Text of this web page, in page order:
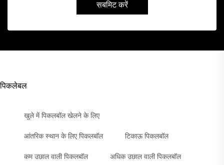
सबमिट करें
पिकलेबल
खुले में पिकलबॉल खेलने के लिए
आंतरिक स्थान के लिए पिकलबॉल टिकाऊ पिकलबॉल
कम उछाल वाली पिकलबॉल अधिक उछाल वाली पिकलबॉल